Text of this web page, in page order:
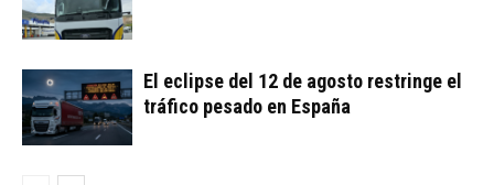
El eclipse del 12 de agosto restringe el
tráfico pesado en España